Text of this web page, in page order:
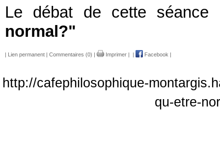
Le débat de cette
normal?"
Lien permanent Commentaires (0) Imprimer Facebook
http://cafephilosophique-
qu-etre-